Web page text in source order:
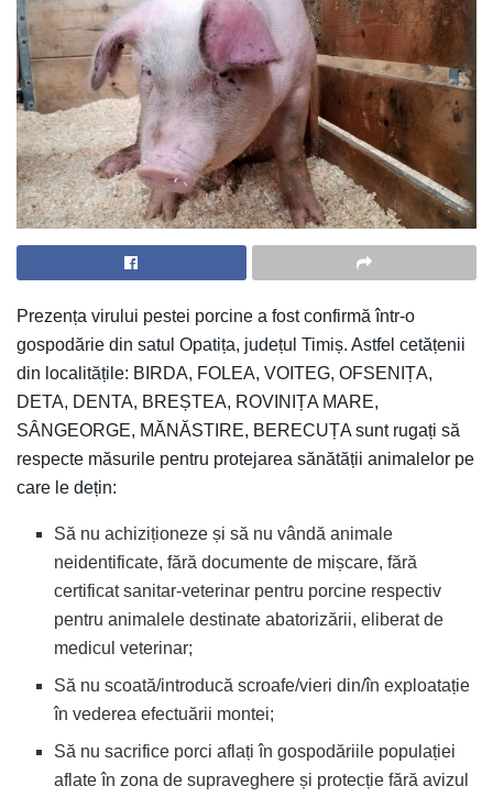
Prezența virului pestei porcine a fost confirmă într-o
gospodărie din satul Opatița, județul Timiș. Astfel cetățenii
din localitățile: BIRDA, FOLEA, VOITEG, OFSENIȚA,
DETA, DENTA, BREȘTEA, ROVINIȚA MARE,
SÂNGEORGE, MĂNĂSTIRE, BERECUȚA sunt rugați să
respecte măsurile pentru protejarea sănătății animalelor pe
care le dețin:
Să nu achiziționeze și să nu vândă animale
neidentificate, fără documente de mișcare, fără
certificat sanitar-veterinar pentru porcine respectiv
pentru animalele destinate abatorizării, eliberat de
medicul veterinar;
Să nu scoată/introducă scroafe/vieri din/în exploatație
în vederea efectuării montei;
Să nu sacrifice porci aflați în gospodăriile populației
aflate în zona de supraveghere și protecție fără avizul